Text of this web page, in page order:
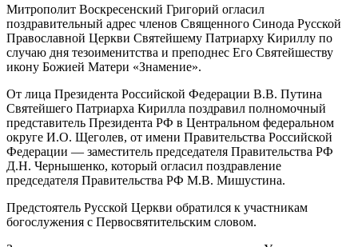
Митрополит Воскресенский Григорий огласил
поздравительный адрес членов Священного Синода Русской
Православной Церкви Святейшему Патриарху Кириллу по
случаю дня тезоименитства и преподнес Его Святейшеству
икону Божией Матери «Знамение».
От лица Президента Российской Федерации В.В. Путина
Святейшего Патриарха Кирилла поздравил полномочный
представитель Президента РФ в Центральном федеральном
округе И.О. Щеголев, от имени Правительства Российской
Федерации — заместитель председателя Правительства РФ
Д.Н. Чернышенко, который огласил поздравление
председателя Правительства РФ М.В. Мишустина.
Предстоятель Русской Церкви обратился к участникам
богослужения с Первосвятительским словом.